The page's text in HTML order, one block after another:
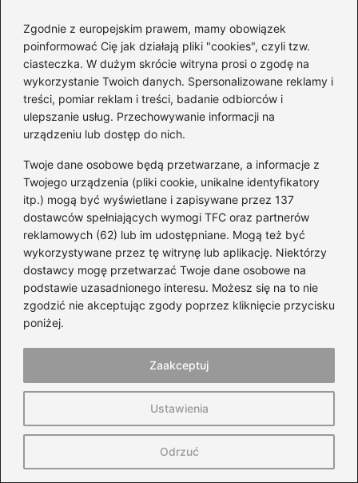
Zgodnie z europejskim prawem, mamy obowiązek
poinformować Cię jak działają pliki "cookies", czyli tzw.
ciasteczka. W dużym skrócie witryna prosi o zgodę na
wykorzystanie Twoich danych. Spersonalizowane reklamy i
treści, pomiar reklam i treści, badanie odbiorców i
ulepszanie usług. Przechowywanie informacji na
urządzeniu lub dostęp do nich.
Twoje dane osobowe będą przetwarzane, a informacje z
Twojego urządzenia (pliki cookie, unikalne identyfikatory
itp.) mogą być wyświetlane i zapisywane przez 137
dostawców spełniających wymogi TFC oraz partnerów
reklamowych (62) lub im udostępniane. Mogą też być
wykorzystywane przez tę witrynę lub aplikację. Niektórzy
dostawcy mogę przetwarzać Twoje dane osobowe na
podstawie uzasadnionego interesu. Możesz się na to nie
zgodzić nie akceptując zgody poprzez kliknięcie przycisku
poniżej.
Ustawienia
Odrzuć
Zaakceptuj
Jakie są ekologiczne korzyści związane z
użytkowaniem LPG?
LPG emituje znacznie mniej szkodliwych
substancji w porównaniu do benzyny, co
przyczynia się do poprawy jakości powietrza.
hałasu to dodatkowe korzyści, które czynią
LPG bardziej ekologicznym wyborem.
Powiązane wpisy:
Jak skutecznie sprawdzić świece
żarowe w silniku diesla i oszczędzić na
naprawach
Najlepszy silnik do Mazdy Tribute – jak
uniknąć kosztownych błędów przy
wyborze?
objawy lejących wtrysków w silniku